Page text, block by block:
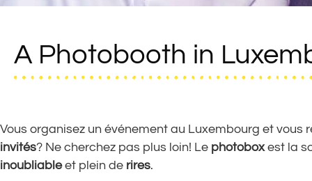
A Photobooth in
Vous organisez un événement au Luxembourg et vous
invités? Ne cherchez pas plus loin! Le photoboxest la
inoubliableet plein de rires.